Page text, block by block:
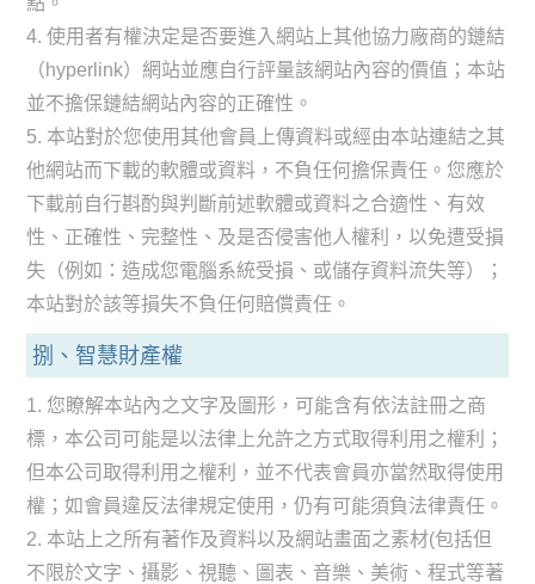
4. 使用者有權決定是否要進入網站上其他協力廠商的鏈結
（hyperlink）網站並應自行評量該網站內容的價值；本站
並不擔保鏈結網站內容的正確性。
5. 本站對於您使用其他會員上傳資料或經由本站連結之其
他網站而下載的軟體或資料，不負任何擔保責任。您應於
下載前自行斟酌與判斷前述軟體或資料之合適性、有效
性、正確性、完整性、及是否侵害他人權利，以免遭受損
失（例如：造成您電腦系統受損、或儲存資料流失等）；
本站對於該等損失不負任何賠償責任。
捌、智慧財產權
1. 您瞭解本站內之文字及圖形，可能含有依法註冊之商
標，本公司可能是以法律上允許之方式取得利用之權利；
但本公司取得利用之權利，並不代表會員亦當然取得使用
權；如會員違反法律規定使用，仍有可能須負法律責任。
2. 本站上之所有著作及資料以及網站畫面之素材(包括但
不限於文字、攝影、視聽、圖表、音樂、美術、程式等著